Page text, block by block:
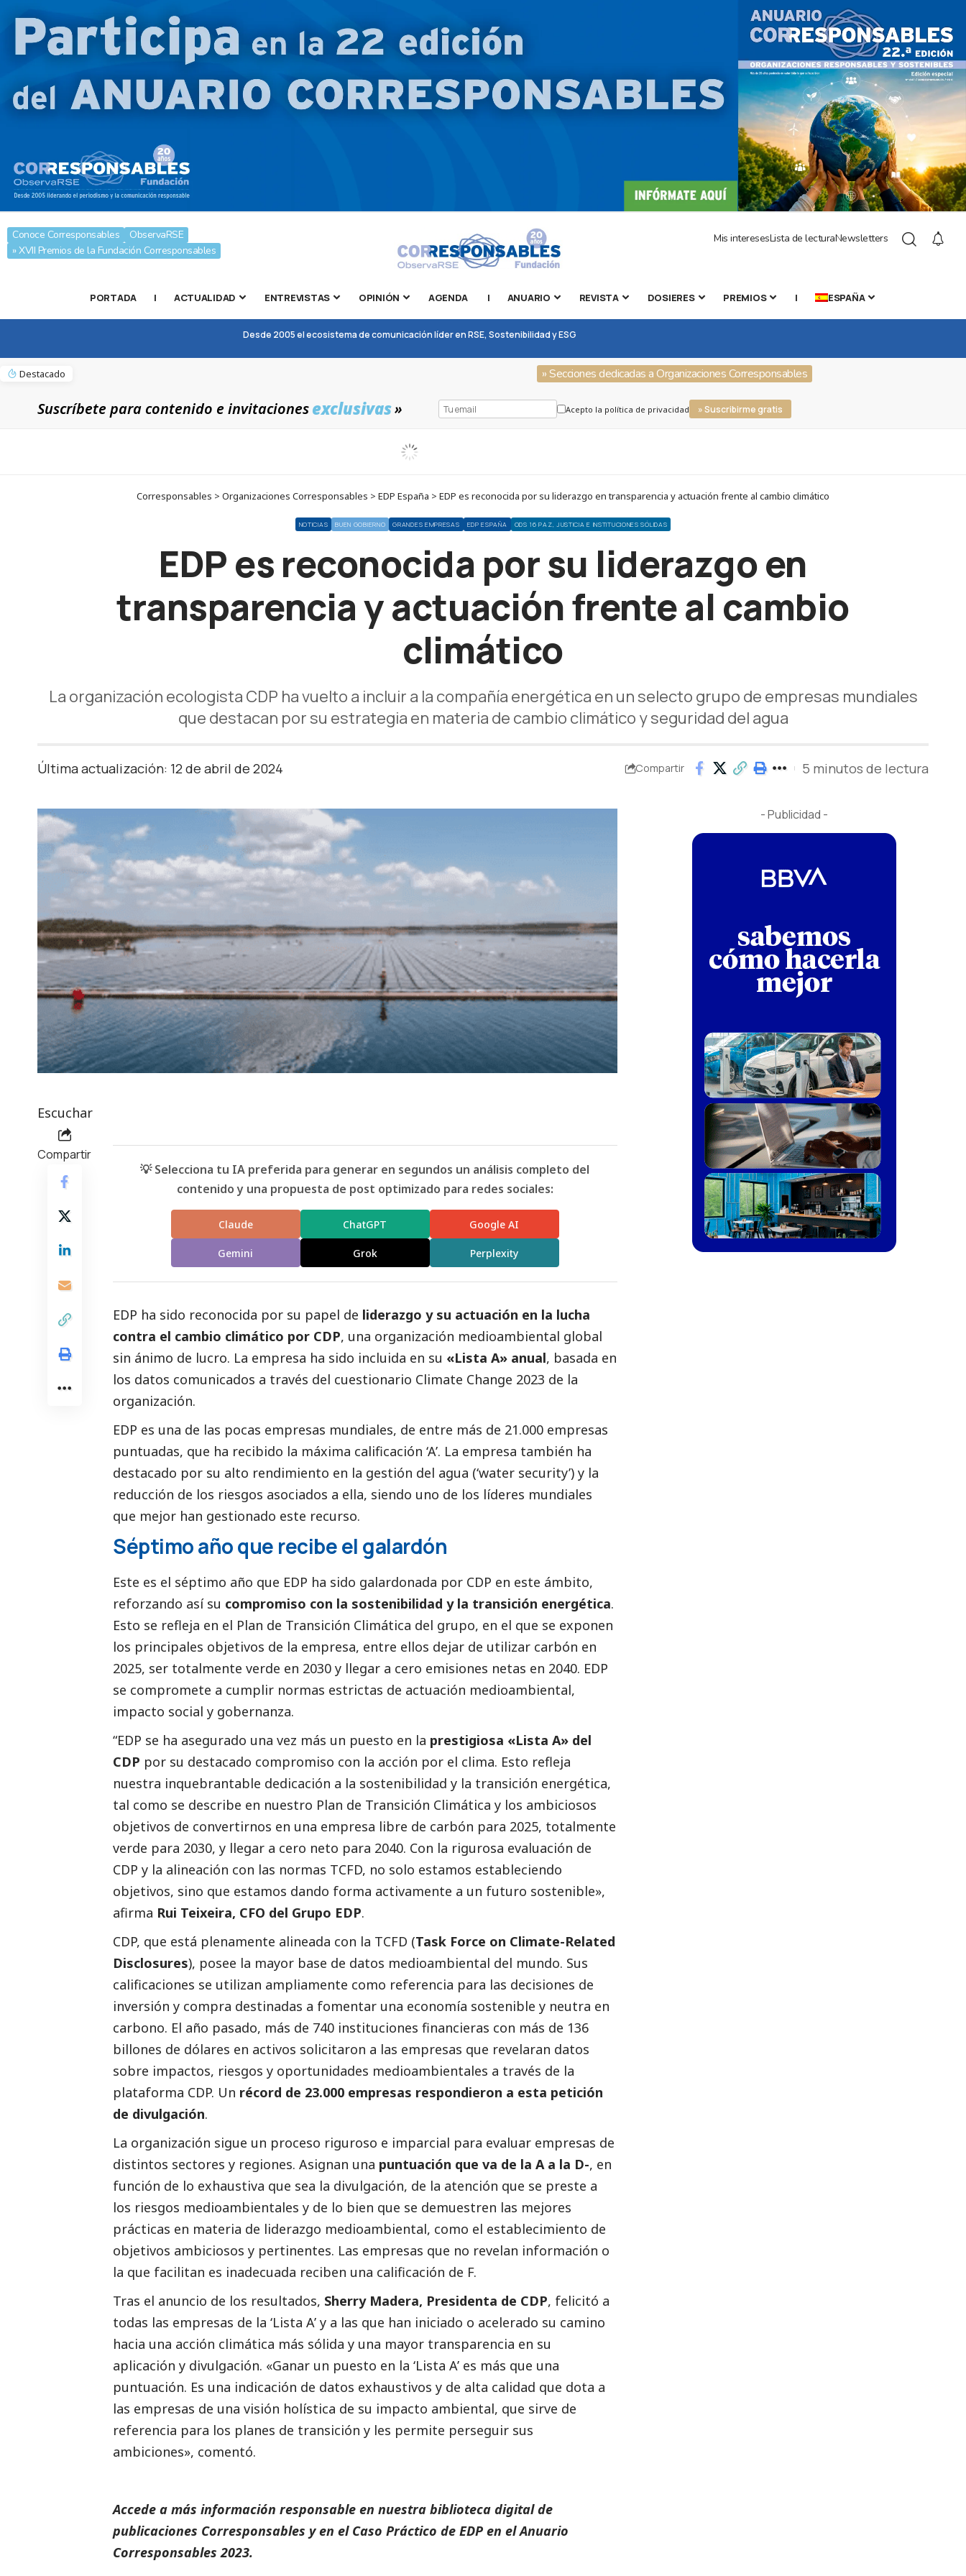
Conoce Corresponsables
ObservaRSE
» XVII Premios de la Fundación Corresponsables
Mis interesesLista de lecturaNewsletters
PORTADA | ACTUALIDAD ENTREVISTAS OPINIÓN AGENDA | ANUARIO REVISTA DOSIERES PREMIOS | ESPAÑA
Desde 2005 el ecosistema de comunicación líder en RSE, Sostenibilidad y ESG
Destacado » Secciones dedicadas a Organizaciones Corresponsables
Suscríbete para contenido e invitacionesexclusivas» Acepto la política de privacidad » Suscribirme gratis
Corresponsables > Organizaciones Corresponsables > EDP España > EDP es reconocida por su liderazgo en transparencia y actuación frente al cambio climático
NOTICIAS BUEN GOBIERNO GRANDES EMPRESAS EDP ESPAÑA ODS 16 PAZ, JUSTICIA E INSTITUCIONES SÓLIDAS
EDP es reconocida por su liderazgo en
transparencia y actuación frente al cambio
climático
La organización ecologista CDP ha vuelto a incluir a la compañía energética en un selecto grupo de empresas mundiales
que destacan por su estrategia en materia de cambio climático y seguridad del agua
Última actualización: 12 de abril de 2024 Compartir 5 minutos de lectura
Escuchar
Compartir
💡 Selecciona tu IA preferida para generar en segundos un análisis completo del
contenido y una propuesta de post optimizado para redes sociales:
Claude ChatGPT Google AI
Gemini Grok Perplexity
EDP ha sido reconocida por su papel de liderazgo y su actuación en la lucha
contra el cambio climático por CDP, una organización medioambiental global
sin ánimo de lucro. La empresa ha sido incluida en su «Lista A» anual, basada en
los datos comunicados a través del cuestionario Climate Change 2023 de la
organización.
EDP es una de las pocas empresas mundiales, de entre más de 21.000 empresas
puntuadas, que ha recibido la máxima calificación ‘A’. La empresa también ha
destacado por su alto rendimiento en la gestión del agua (‘water security’) y la
reducción de los riesgos asociados a ella, siendo uno de los líderes mundiales
que mejor han gestionado este recurso.
Séptimo año que recibe el galardón
Este es el séptimo año que EDP ha sido galardonada por CDP en este ámbito,
reforzando así su compromiso con la sostenibilidad y la transición energética.
Esto se refleja en el Plan de Transición Climática del grupo, en el que se exponen
los principales objetivos de la empresa, entre ellos dejar de utilizar carbón en
2025, ser totalmente verde en 2030 y llegar a cero emisiones netas en 2040. EDP
se compromete a cumplir normas estrictas de actuación medioambiental,
impacto social y gobernanza.
“EDP se ha asegurado una vez más un puesto en la prestigiosa «Lista A» del
CDP por su destacado compromiso con la acción por el clima. Esto refleja
nuestra inquebrantable dedicación a la sostenibilidad y la transición energética,
tal como se describe en nuestro Plan de Transición Climática y los ambiciosos
objetivos de convertirnos en una empresa libre de carbón para 2025, totalmente
verde para 2030, y llegar a cero neto para 2040. Con la rigurosa evaluación de
CDP y la alineación con las normas TCFD, no solo estamos estableciendo
objetivos, sino que estamos dando forma activamente a un futuro sostenible»,
afirma Rui Teixeira, CFO del Grupo EDP.
CDP, que está plenamente alineada con la TCFD (Task Force on Climate-Related
Disclosures), posee la mayor base de datos medioambiental del mundo. Sus
calificaciones se utilizan ampliamente como referencia para las decisiones de
inversión y compra destinadas a fomentar una economía sostenible y neutra en
carbono. El año pasado, más de 740 instituciones financieras con más de 136
billones de dólares en activos solicitaron a las empresas que revelaran datos
sobre impactos, riesgos y oportunidades medioambientales a través de la
plataforma CDP. Un récord de 23.000 empresas respondieron a esta petición
de divulgación.
La organización sigue un proceso riguroso e imparcial para evaluar empresas de
distintos sectores y regiones. Asignan una puntuación que va de la A a la D-, en
función de lo exhaustiva que sea la divulgación, de la atención que se preste a
los riesgos medioambientales y de lo bien que se demuestren las mejores
prácticas en materia de liderazgo medioambiental, como el establecimiento de
objetivos ambiciosos y pertinentes. Las empresas que no revelan información o
la que facilitan es inadecuada reciben una calificación de F.
Tras el anuncio de los resultados, Sherry Madera, Presidenta de CDP, felicitó a
todas las empresas de la ‘Lista A’ y a las que han iniciado o acelerado su camino
hacia una acción climática más sólida y una mayor transparencia en su
aplicación y divulgación. «Ganar un puesto en la ‘Lista A’ es más que una
puntuación. Es una indicación de datos exhaustivos y de alta calidad que dota a
las empresas de una visión holística de su impacto ambiental, que sirve de
referencia para los planes de transición y les permite perseguir sus
ambiciones», comentó.
Accede a más información responsable en nuestra biblioteca digital de
publicaciones Corresponsables y en el Caso Práctico de EDP en elAnuario
Corresponsables 2023.
- Publicidad -